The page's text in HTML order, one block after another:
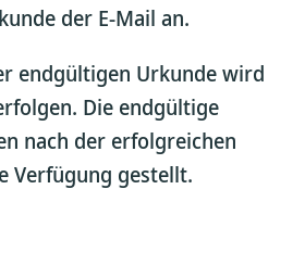
der E-Mail an.
endgültigen Urkunde wird
Die endgültige
nach der erfolgreichen
Verfügung gestellt.